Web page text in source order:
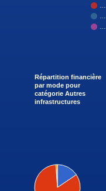
…
…
…
Répartition financière
par mode pour
catégorie Autres
infrastructures